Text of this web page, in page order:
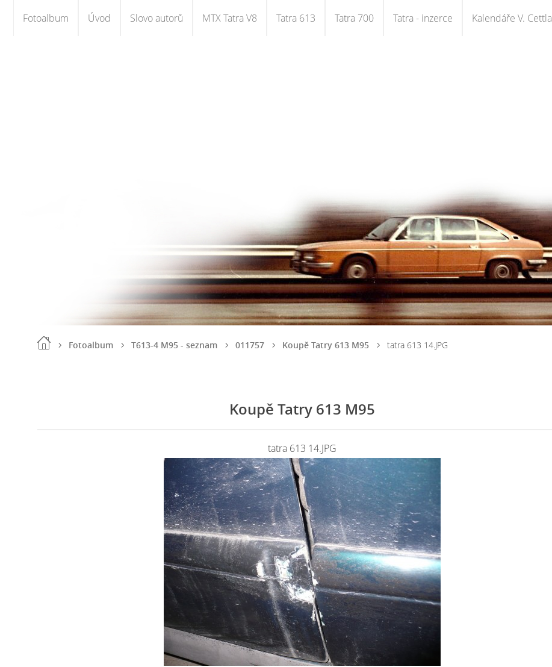
Fotoalbum Úvod Slovo autorů MTX Tatra V8 Tatra 613 Tatra 700 Tatra - inzerce Kalendáře V. Cettla
Fotoalbum T613-4 M95 - seznam 011757 Koupě Tatry 613 M95 tatra 613 14.JPG
Koupě Tatry 613 M95
tatra 613 14.JPG